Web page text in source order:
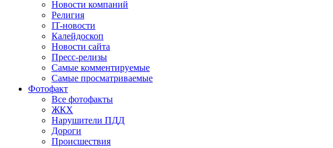
Новости компаний
Религия
IT-новости
Калейдоскоп
Новости сайта
Пресс-релизы
Самые комментируемые
Самые просматриваемые
Фотофакт
Все фотофакты
ЖКХ
Нарушители ПДД
Дороги
Происшествия